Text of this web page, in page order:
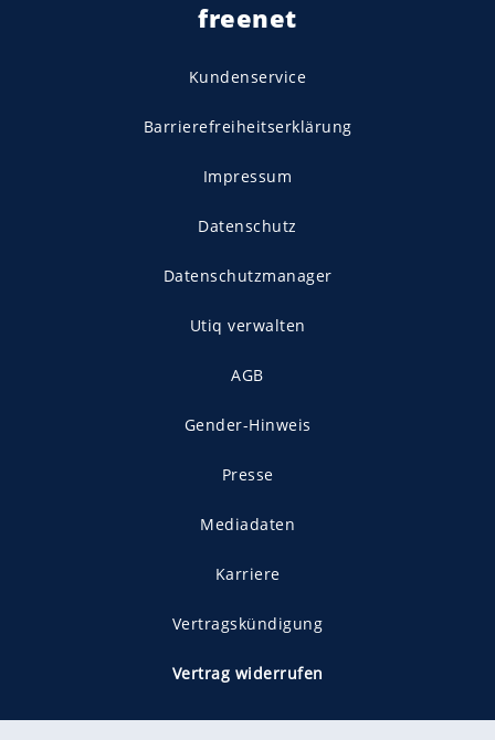
freenet
Kundenservice
Barrierefreiheitserklärung
Impressum
Datenschutz
Datenschutzmanager
Utiq verwalten
AGB
Gender-Hinweis
Presse
Mediadaten
Karriere
Vertragskündigung
Vertrag widerrufen